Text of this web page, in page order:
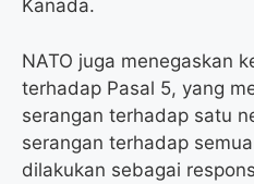
Kanada.
NATO juga menegaskan
terhadap Pasal 5, yang
serangan terhadap satu
serangan terhadap
dilakukan sebagai